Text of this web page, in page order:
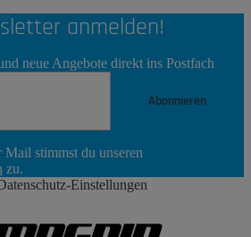
anmelden!
neue Angebote direkt ins Postfach
Abonnieren
stimmst du unseren
zu.
Einstellungen